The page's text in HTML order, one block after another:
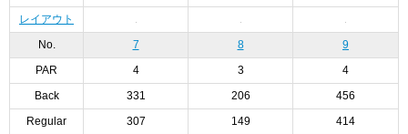
レイアウト
No. 7 8 9
PAR 4 3 4
Back 331 206 456
Regular 307 149 414